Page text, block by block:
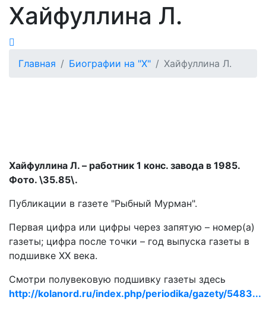
Хайфуллина Л.
Главная Биографии на "Х" Хайфуллина Л.
Хайфуллина Л. – работник 1 конс. завода в 1985.
Фото. \35.85\.
Публикации в газете "Рыбный Мурман".
Первая цифра или цифры через запятую – номер(а)
газеты; цифра после точки – год выпуска газеты в
подшивке ХХ века.
Смотри полувековую подшивку газеты здесь
http://kolanord.ru/index.php/periodika/gazety/5483...